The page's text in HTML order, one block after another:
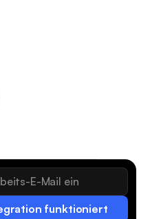
funktioniert